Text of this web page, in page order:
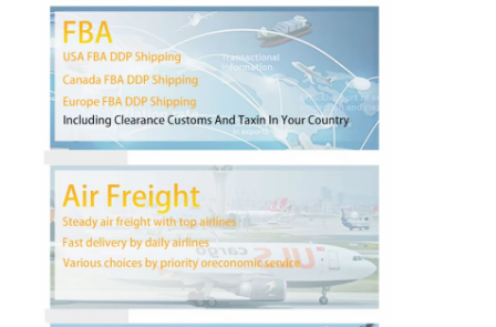
ผลิตภัณฑ์
เกี่ยวกับเรา
ทัวร์โรงงาน
ติดต่อเรา
ข่าว
ทุกกรณี